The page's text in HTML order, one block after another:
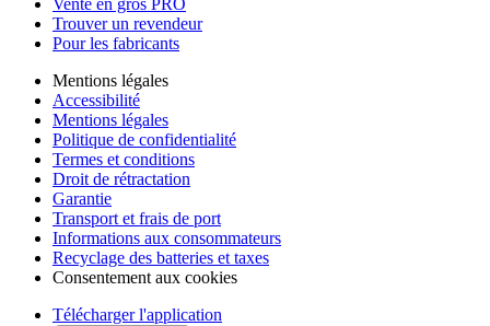
Vente en gros PRO
Trouver un revendeur
Pour les fabricants
Mentions légales
Accessibilité
Mentions légales
Politique de confidentialité
Termes et conditions
Droit de rétractation
Garantie
Transport et frais de port
Informations aux consommateurs
Recyclage des batteries et taxes
Consentement aux cookies
Télécharger l'application